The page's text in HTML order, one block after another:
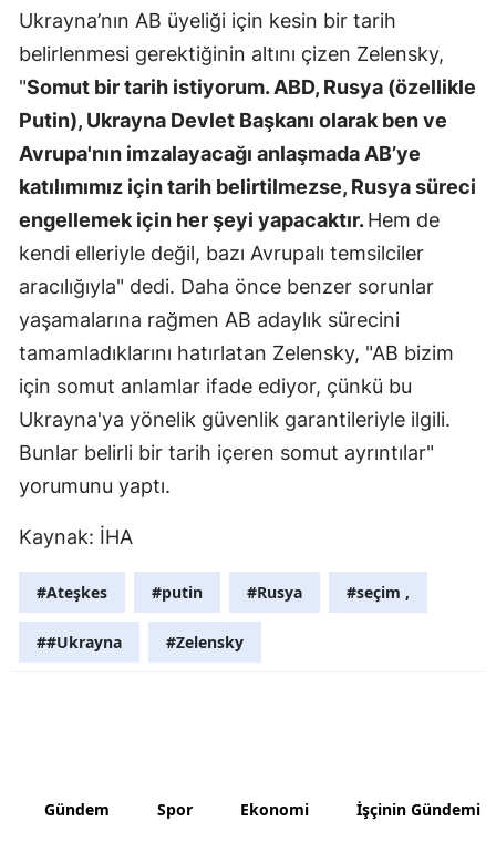
Tekirdağ
Tokat
Trabzon
Şanlıurfa
Uşak
Van
Yozgat
Zonguldak
Karaman
Kırıkkale
Ukrayna’nın AB üyeliği için kesin bir tarih
belirlenmesi gerektiğinin altını çizen Zelensky,
"Somut bir tarih istiyorum. ABD, Rusya (özellikle
Putin), Ukrayna Devlet Başkanı olarak ben ve
Avrupa'nın imzalayacağı anlaşmada AB’ye
katılımımız için tarih belirtilmezse, Rusya süreci
engellemek için her şeyi yapacaktır.Hem de
kendi elleriyle değil, bazı Avrupalı temsilciler
aracılığıyla" dedi. Daha önce benzer sorunlar
yaşamalarına rağmen AB adaylık sürecini
tamamladıklarını hatırlatan Zelensky, "AB bizim
için somut anlamlar ifade ediyor, çünkü bu
Ukrayna'ya yönelik güvenlik garantileriyle ilgili.
Bunlar belirli bir tarih içeren somut ayrıntılar"
yorumunu yaptı.
Kaynak: İHA
#Ateşkes #putin #Rusya #seçim ,
##Ukrayna #Zelensky
Gündem Spor Ekonomi İşçinin Gündemi